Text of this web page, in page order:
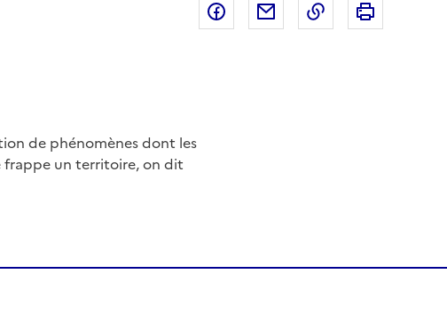
Partager sur Facebook
Partager par email
Copier dans le
de phénomènes dont les
frappe un territoire, on dit